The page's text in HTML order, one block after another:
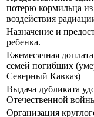
потерю кормильца
воздействия
Назначение и
ребенка.
Ежемесячная
семей погибших
Северный Кавказ)
Выдача дубликата
Отечественной
Организация